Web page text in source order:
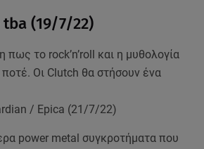
(19/7/22)
πως το rock’n’roll και η μυθολογία
Οι Clutch θα στήσουν ένα
/ Epica (21/7/22)
power metal συγκροτήματα που